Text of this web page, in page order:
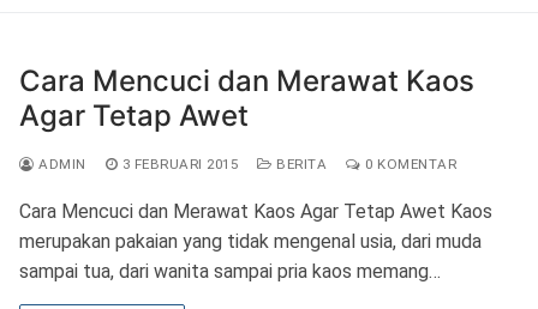
Cara Mencuci dan Merawat Kaos
Agar Tetap Awet
ADMIN 3 FEBRUARI 2015 BERITA 0 KOMENTAR
Cara Mencuci dan Merawat Kaos Agar Tetap Awet Kaos
merupakan pakaian yang tidak mengenal usia, dari muda
sampai tua, dari wanita sampai pria kaos memang…